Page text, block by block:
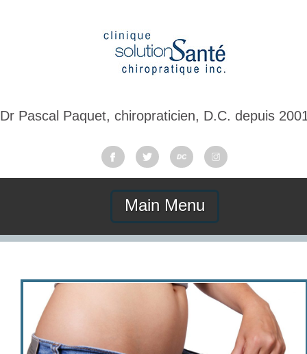
Dr Pascal Paquet, chiropraticien, D.C. depuis
Main Menu